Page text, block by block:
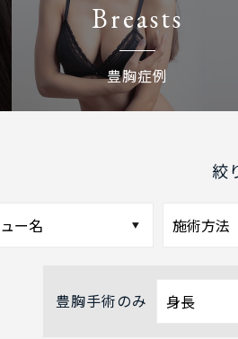
Breasts
豊胸症例
絞
豊胸手術のみ